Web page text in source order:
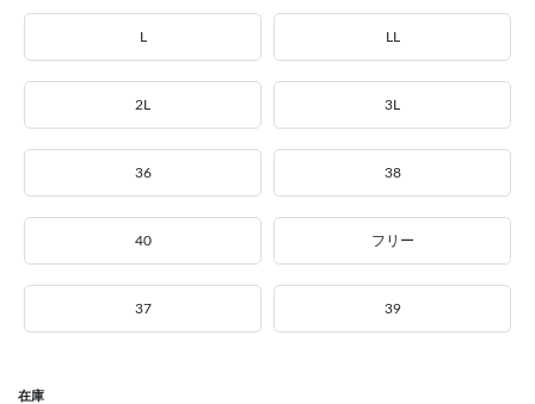
L LL
2L 3L
36 38
40 フリー
37 39
在庫